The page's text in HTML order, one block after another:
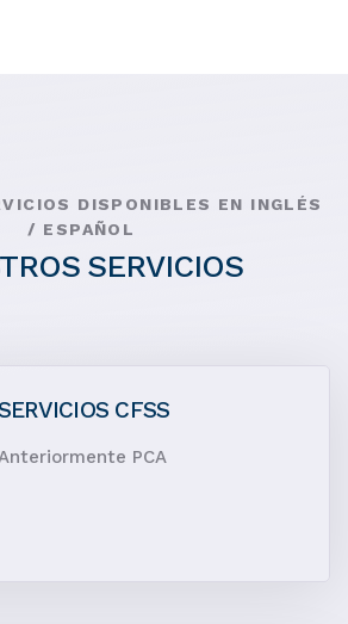
DISPONIBLES EN INGLÉS
/ ESPAÑOL
SERVICIOS
CFSS
PCA